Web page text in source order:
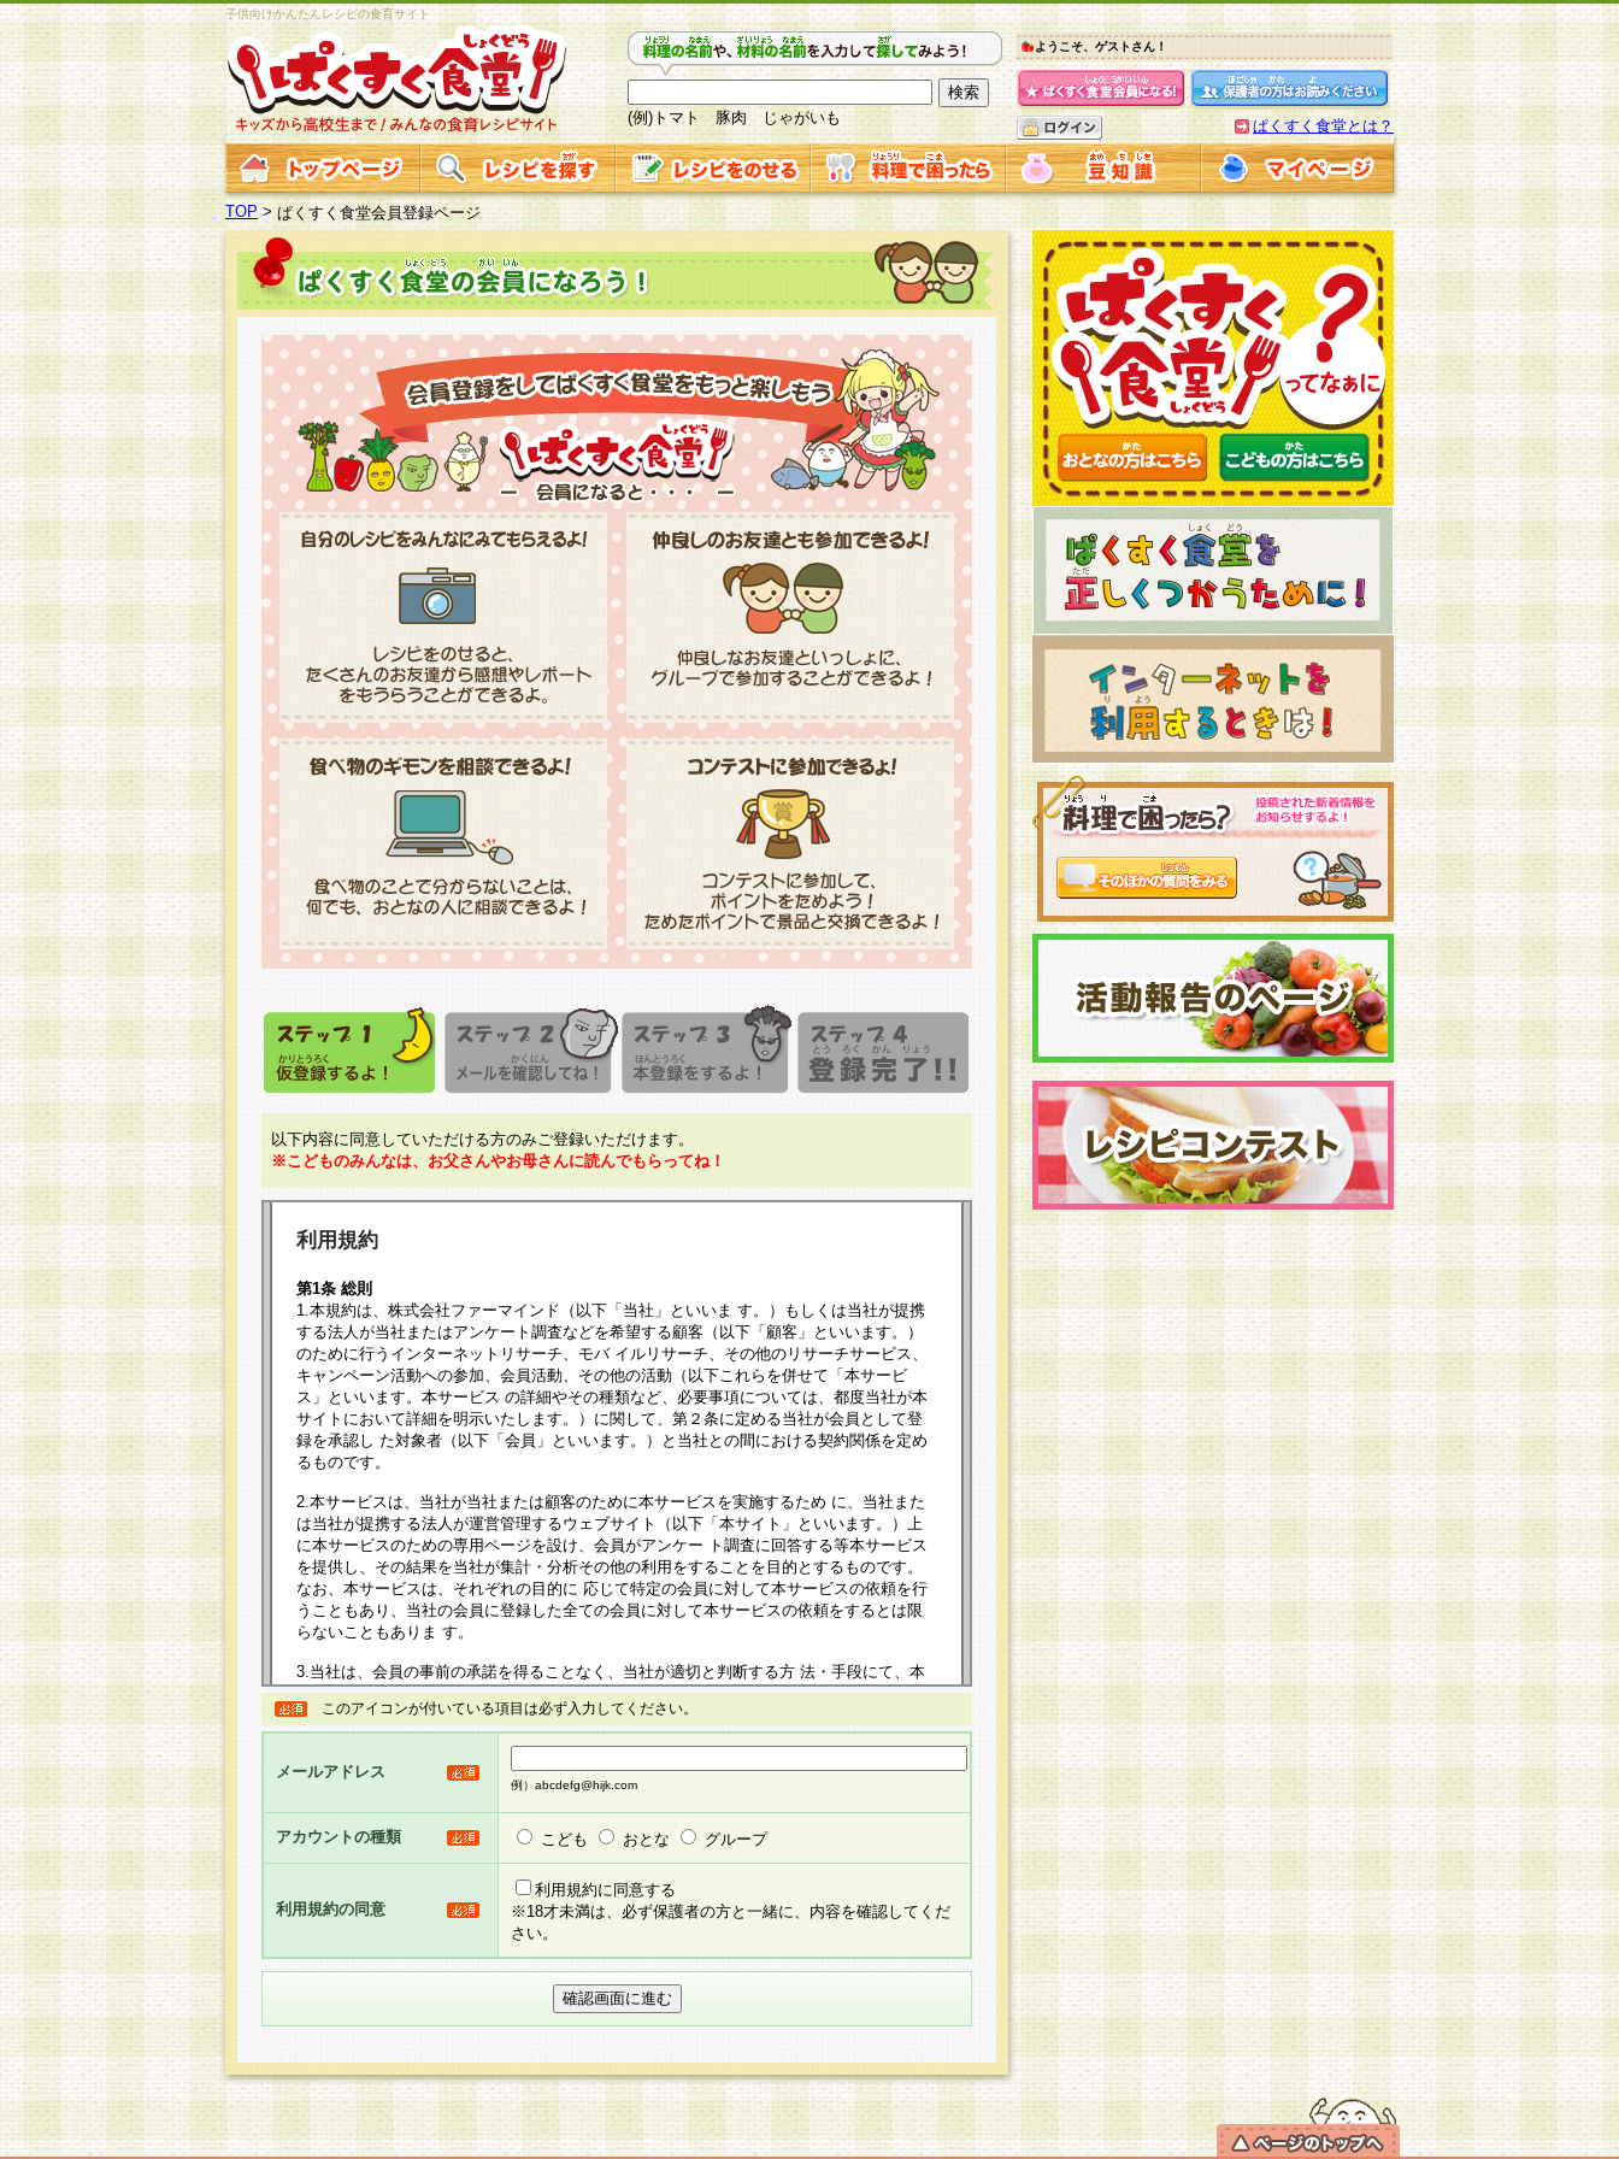
子供向けかんたんレシピの食育サイト
(例)トマト 豚肉 じゃがいも
ようこそ、ゲストさん！
ぱくすく食堂とは？
TOP >ぱくすく食堂会員登録ページ
以下内容に同意していただける方のみご登録いただけます。
※こどものみんなは、お父さんやお母さんに読んでもらってね！
利用規約
第1条 総則
1.本規約は、株式会社ファーマインド（以下「当社」といいま す。）もしくは当社が提携
する法人が当社またはアンケート調査などを希望する顧客（以下「顧客」といいます。）
のために行うインターネットリサーチ、モバ イルリサーチ、その他のリサーチサービス、
キャンペーン活動への参加、会員活動、その他の活動（以下これらを併せて「本サービ
ス」といいます。本サービス の詳細やその種類など、必要事項については、都度当社が本
サイトにおいて詳細を明示いたします。）に関して、第２条に定める当社が会員として登
録を承認し た対象者（以下「会員」といいます。）と当社との間における契約関係を定め
るものです。
2.本サービスは、当社が当社または顧客のために本サービスを実施するため に、当社また
は当社が提携する法人が運営管理するウェブサイト（以下「本サイト」といいます。）上
に本サービスのための専用ページを設け、会員がアンケー ト調査に回答する等本サービス
を提供し、その結果を当社が集計・分析その他の利用をすることを目的とするものです。
なお、本サービスは、それぞれの目的に 応じて特定の会員に対して本サービスの依頼を行
うこともあり、当社の会員に登録した全ての会員に対して本サービスの依頼をするとは限
らないこともありま す。
3.当社は、会員の事前の承諾を得ることなく、当社が適切と判断する方 法・手段にて、本
規約を任意に制定、変更または修正することができるものとします。改定後の本規約等
は、本規約においては本サイトに掲示したときに、その 他の諸規定については、会員に対
して告知の案内を配信または本サイトに掲示したときのいずれか早い時期をもってその効
るものとします。
5.当社がお聞きする個人情報は、すべて会員登録希望者の自由な意思で提 供いただいたも
のと考えております。従って、会員登録希望者が自らの個人情報の提供を希望されない場
合には、当社はその個人情報をお預かりいたしません が、提供されないことによって、当
社の取扱商品やサービス等をご利用いただけない場合がありますことを予めご了承くださ
い。
6.当社は、お客様から当社が保有している個人情報の開示・訂正・追加・ 利用停止等を求
められた場合には、ご本人様であることが当社にて確認できた場合に限り、法令に準拠し
せ先となります。
第2条 会員の資格
1.会員とは、本規約等を承諾のうえ、当社所定の登録手続きを全て完了し、当社が承認した
このアイコンが付いている項目は必ず入力してください。
メールアドレス
例）abcdefg@hijk.com
アカウントの種類 こども おとな グループ
利用規約の同意
利用規約に同意する
※18才未満は、必ず保護者の方と一緒に、内容を確認してくだ
さい。